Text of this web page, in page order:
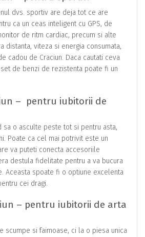
dvs. sportiv are deja tot ce are
ca un ceas inteligent cu GPS, de
de ritm cardiac, precum si alte
distanta, viteza si energia consumata,
cadou de Craciun. Daca cautati ceva
de benzi de rezistenta poate fi un
– pentru iubitorii de
sa o asculte peste tot si pentru asta,
Poate ca cel mai potrivit este un
va puteti conecta accesoriile
destula fidelitate pentru a va bucura
Aceasta spoate fi o optiune excelenta
cei dragi.
– pentru iubitorii de arta
scumpe si faimoase, ci la o piesa unica